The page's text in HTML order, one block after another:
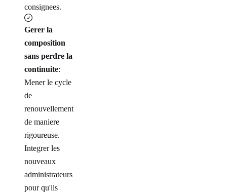
consignees.
Gerer la
composition
sans perdre la
continuite:
Mener le cycle
de
renouvellement
de maniere
rigoureuse.
Integrer les
nouveaux
administrateurs
pour qu'ils